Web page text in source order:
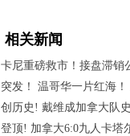
相关新闻
卡尼重磅救市！接盘滞销
突发！ 温哥华一片红海
创历史! 戴维成加拿大队
登顶! 加拿大6:0九人卡塔